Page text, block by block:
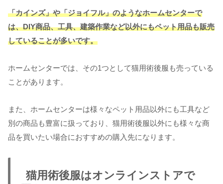
「カインズ」や「ジョイフル」のようなホームセンターで
は、DIY商品、工具、建築作業など以外にもペット用品も販売
していることが多いです。
ホームセンターでは、その1つとして猫用術後服も売っている
ことがあります。
また、ホームセンターは様々なペット用品以外にも工具など
別の商品も豊富に扱っており、猫用術後服以外にも様々な商
品を買いたい場合におすすめの購入先になります。
猫用術後服はオンラインストアで